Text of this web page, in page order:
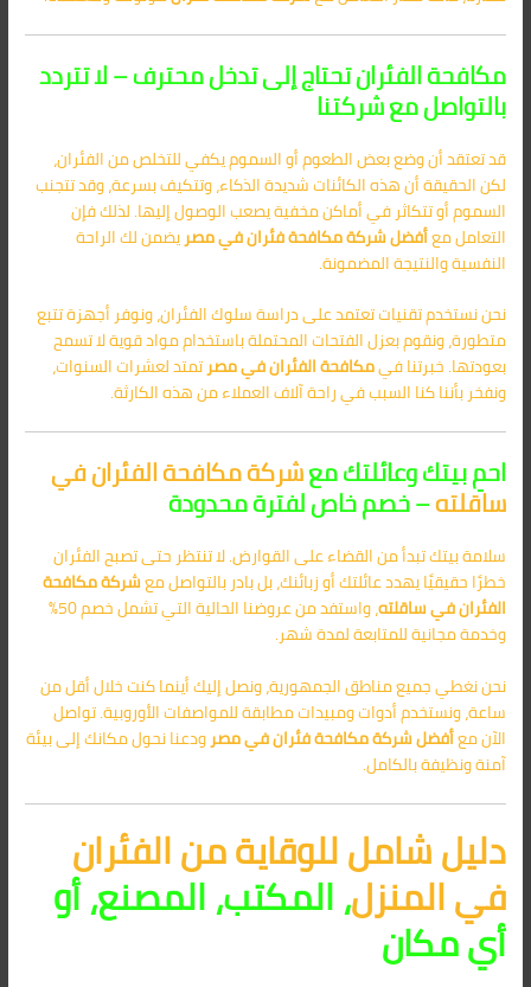
مكافحة الفئران تحتاج إلى تدخل محترف – لا تتردد
بالتواصل مع شركتنا
قد تعتقد أن وضع بعض الطعوم أو السموم يكفي للتخلص من الفئران،
لكن الحقيقة أن هذه الكائنات شديدة الذكاء، وتتكيف بسرعة، وقد تتجنب
السموم أو تتكاثر في أماكن مخفية يصعب الوصول إليها. لذلك فإن
التعامل معأفضل شركة مكافحة فئران في مصريضمن لك الراحة
النفسية والنتيجة المضمونة.
نحن نستخدم تقنيات تعتمد على دراسة سلوك الفئران، ونوفر أجهزة تتبع
متطورة، ونقوم بعزل الفتحات المحتملة باستخدام مواد قوية لا تسمح
بعودتها. خبرتنا فيمكافحة الفئران فيمصرتمتد لعشرات السنوات،
ونفخر بأننا كنا السبب في راحة آلاف العملاء من هذه الكارثة.
احمِ بيتك وعائلتك معشركة مكافحة الفئران في
ساقلته– خصم خاص لفترة محدودة
سلامة بيتك تبدأ من القضاء على القوارض. لا تنتظر حتى تصبح الفئران
خطرًا حقيقيًا يهدد عائلتك أو زبائنك، بل بادر بالتواصل معشركة مكافحة
الفئران في ساقلته
، واستفد من عروضنا الحالية التي تشمل خصم 50%
وخدمة مجانية للمتابعة لمدة شهر.
نحن نغطي جميع مناطق الجمهورية، ونصل إليك أينما كنت خلال أقل من
ساعة، ونستخدم أدوات ومبيدات مطابقة للمواصفات الأوروبية. تواصل
الآن معأفضلشركة مكافحة فئران في مصرودعنا نحول مكانك إلى بيئة
آمنة ونظيفة بالكامل.
دليل شامل للوقاية من الفئران
في المنزل، المكتب، المصنع، أو
أي مكان